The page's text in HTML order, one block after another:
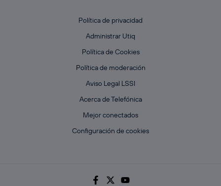
Política de privacidad
Administrar Utiq
Política de Cookies
Política de moderación
Aviso Legal LSSI
Acerca de Telefónica
Mejor conectados
Configuración de cookies